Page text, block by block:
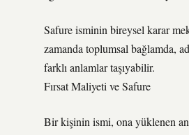
Safure isminin bireysel karar
zamanda toplumsal bağlamda,
farklı anlamlar taşıyabilir.
Fırsat Maliyeti ve Safure
Bir kişinin ismi, ona yüklenen